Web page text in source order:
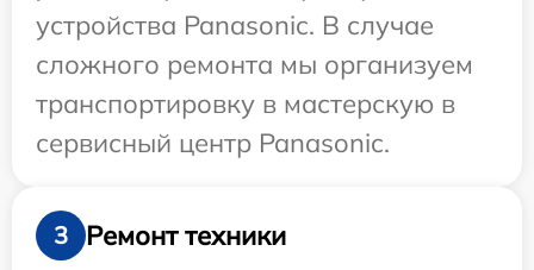
устройства Panasonic. В случае
сложного ремонта мы организуем
транспортировку в мастерскую в
сервисный центр Panasonic.
3
Ремонт техники